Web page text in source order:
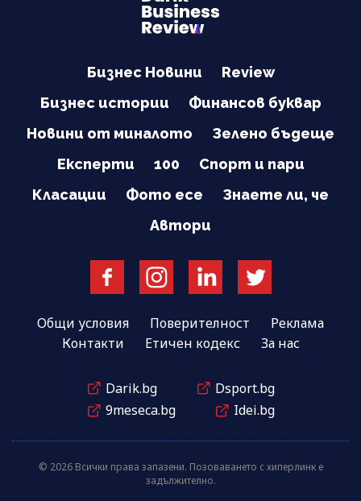
Бизнес Новини
Review
Бизнес истории
Финансов буквар
Новини от миналото
Зелено бъдеще
Експерти
100
Спорт и пари
Класации
Фото есе
Знаете ли, че
Автори
Общи условия Поверителност
Реклама
Контакти
Етичен кодекс За нас
Darik.bg
Dsport.bg
9meseca.bg
Idei.bg
© 2026 Всички права запазени. Позоваването с хиперлинк е
задължително.